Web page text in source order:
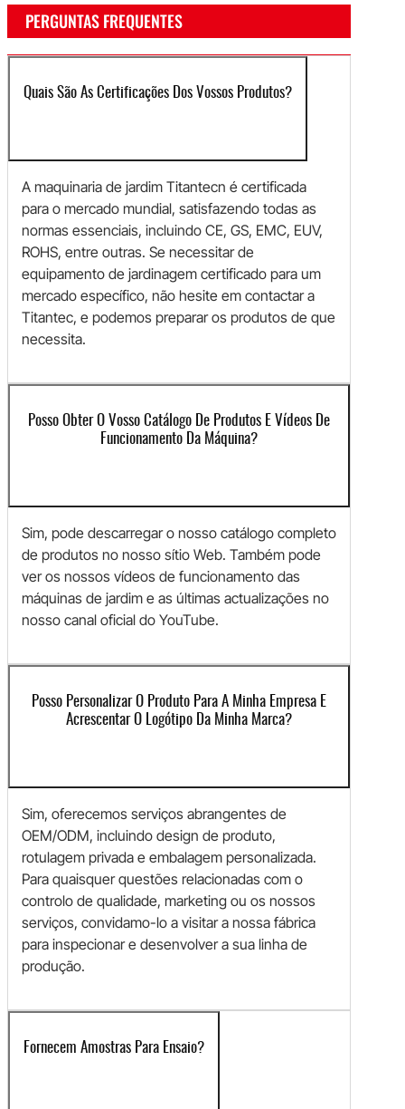
PERGUNTAS FREQUENTES
Quais São As Certificações Dos Vossos Produtos?
A maquinaria de jardim Titantecn é certificada
para o mercado mundial, satisfazendo todas as
normas essenciais, incluindo CE, GS, EMC, EUV,
ROHS, entre outras. Se necessitar de
equipamento de jardinagem certificado para um
mercado específico, não hesite em contactar a
Titantec, e podemos preparar os produtos de que
necessita.
Posso Obter O Vosso Catálogo De Produtos E Vídeos De
Funcionamento Da Máquina?
Sim, pode descarregar o nosso catálogo completo
de produtos no nosso sítio Web. Também pode
ver os nossos vídeos de funcionamento das
máquinas de jardim e as últimas actualizações no
nosso canal oficial do YouTube.
Posso Personalizar O Produto Para A Minha Empresa E
Acrescentar O Logótipo Da Minha Marca?
Sim, oferecemos serviços abrangentes de
OEM/ODM, incluindo design de produto,
rotulagem privada e embalagem personalizada.
Para quaisquer questões relacionadas com o
controlo de qualidade, marketing ou os nossos
serviços, convidamo-lo a visitar a nossa fábrica
para inspecionar e desenvolver a sua linha de
produção.
Fornecem Amostras Para Ensaio?